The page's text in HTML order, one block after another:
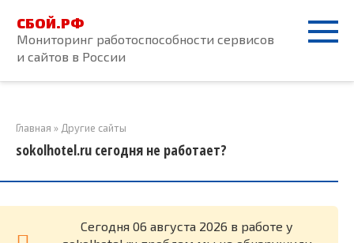
контенту
СБОЙ.РФ
Мониторинг работоспособности сервисов
и сайтов в России
Главная » Другие сайты
sokolhotel.ru сегодня не работает?
Cегодня 06 августа 2026 в работе у